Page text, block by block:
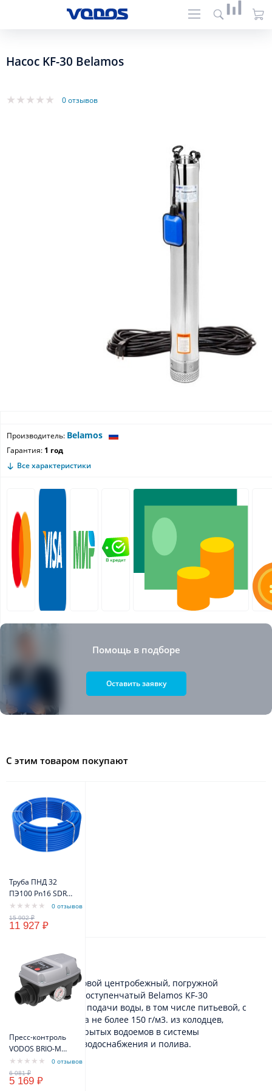
Насос KF-30 Belamos
0 отзывов
Производитель: Belamos
Гарантия: 1 год
Все характеристики
Помощь в подборе
Оставить заявку
С этим товаром покупают
Труба ПНД 32
ПЭ100 Pn16 SDR11
(бухта 100м)
(синий цвет)
VODOS Standart
0 отзывов
11 927 ₽
Пресс-контроль
VODOS BRIO-M
max.12A 1/N/PE
~230V 50-60Hz
IP65
0 отзывов
5 169 ₽
Описание
Электронасос бытовой центробежный, погружной
(колодезный), многоступенчатый Belamos KF-30
предназначен для подачи воды, в том числе питьевой, с
содержанием песка не более 150 г/м3. из колодцев,
резервуаров и открытых водоемов в системы
индивидуального водоснабжения и полива.
Устройство